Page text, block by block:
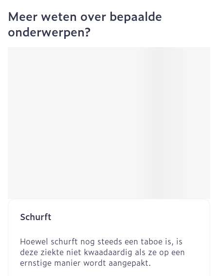
Meer weten over bepaalde
onderwerpen?
Schurft
Hoewel schurft nog steeds een taboe is, is
deze ziekte niet kwaadaardig als ze op een
ernstige manier wordt aangepakt.